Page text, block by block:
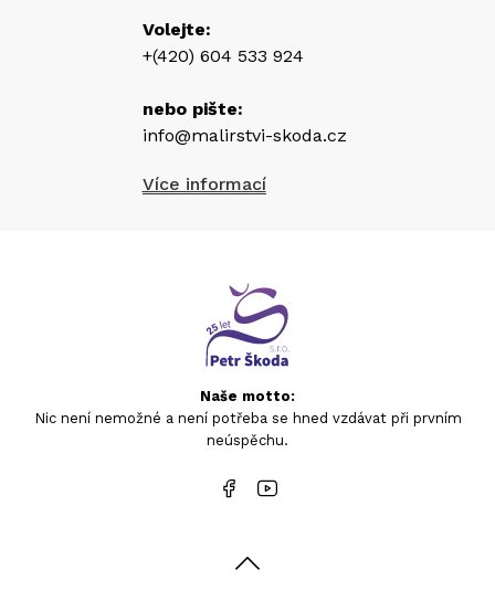
Volejte:
+(420) 604 533 924
nebo pište:
info@malirstvi-skoda.cz
Více informací
Naše motto:
Nic není nemožné a není potřeba se hned vzdávat při prvním
neúspěchu.